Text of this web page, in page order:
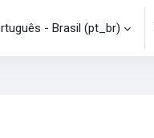
de pesquisa
- Brasil ‎(pt_br)‎